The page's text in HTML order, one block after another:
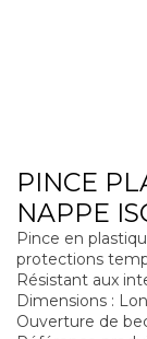
PINCE
NAPPE
Pince en
protections
Résistant aux
Dimensions :
Ouverture de